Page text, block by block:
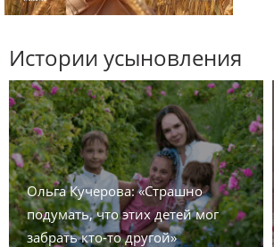
Истории усыновления
Ольга Кучерова: «Страшно
подумать, что этих детей мог
забрать кто-то другой»